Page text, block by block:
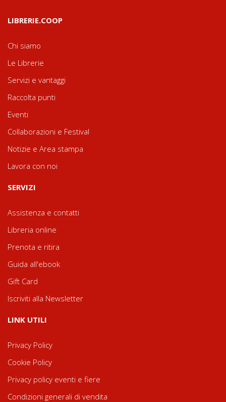
LIBRERIE.COOP
Chi siamo
Le Librerie
Servizi e vantaggi
Raccolta punti
Eventi
Collaborazioni e Festival
Notizie e Area stampa
Lavora con noi
SERVIZI
Assistenza e contatti
Libreria online
Prenota e ritira
Guida all'ebook
Gift Card
Iscriviti alla Newsletter
LINK UTILI
Privacy Policy
Cookie Policy
Privacy policy eventi e fiere
Condizioni generali di vendita